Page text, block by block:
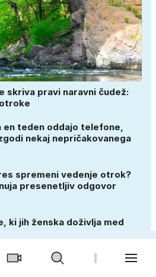
skriva pravi naravni čudež:
en teden oddajo telefone,
nekaj nepričakovanega
spremeni vedenje otrok?
presenetljiv odgovor
ki jih ženska doživlja med